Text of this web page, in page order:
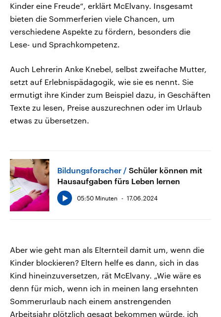
Kinder eine Freude“, erklärt McElvany. Insgesamt
bieten die Sommerferien viele Chancen, um
verschiedene Aspekte zu fördern, besonders die
Lese- und Sprachkompetenz.
Auch Lehrerin Anke Knebel, selbst zweifache Mutter,
setzt auf Erlebnispädagogik, wie sie es nennt. Sie
ermutigt ihre Kinder zum Beispiel dazu, in Geschäften
Texte zu lesen, Preise auszurechnen oder im Urlaub
etwas zu übersetzen.
Bildungsforscher
Schüler können mit
Hausaufgaben fürs Leben lernen
05:50 Minuten 17.06.2024
Aber wie geht man als Elternteil damit um, wenn die
Kinder blockieren? Eltern helfe es dann, sich in das
Kind hineinzuversetzen, rät McElvany. „Wie wäre es
denn für mich, wenn ich in meinen lang ersehnten
Sommerurlaub nach einem anstrengenden
Arbeitsjahr plötzlich gesagt bekommen würde, ich